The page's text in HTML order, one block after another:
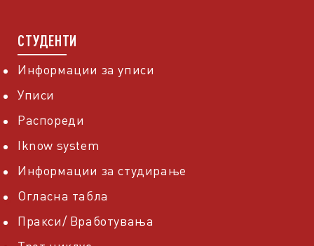
СТУДЕНТИ
Информации за уписи
Уписи
Распореди
Iknow system
Информации за студирање
Огласна табла
Пракси/ Вработувања